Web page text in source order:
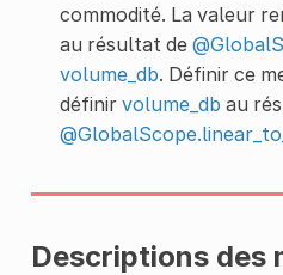
commodité. La valeur
au résultat de
volume_db. Définir ce
définir volume_db au
Descriptions des